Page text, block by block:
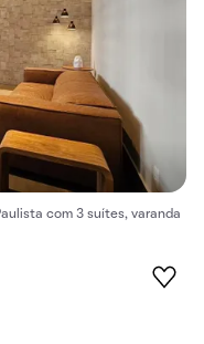
com 3 suítes, varanda